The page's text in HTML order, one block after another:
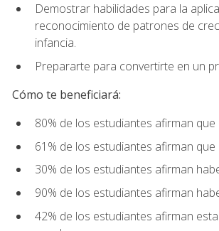
Demostrar habilidades para la
reconocimiento de patrones de
infancia.
Prepararte para convertirte en un
Cómo te beneficiará:
80% de los estudiantes afirman
61% de los estudiantes afirman
30% de los estudiantes afirman
90% de los estudiantes afirman
42% de los estudiantes afirman